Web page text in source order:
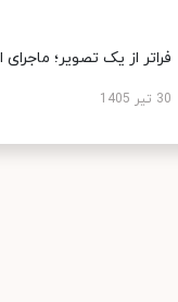
فراتر از یک تصویر؛ ماجرای
30 تیر 1405